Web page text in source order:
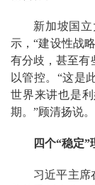
新加坡国
示，“建设性战
有分歧，甚至有
以管控。“这是
世界来讲也是
期。”顾清扬说。
四个“稳定
习近平主席